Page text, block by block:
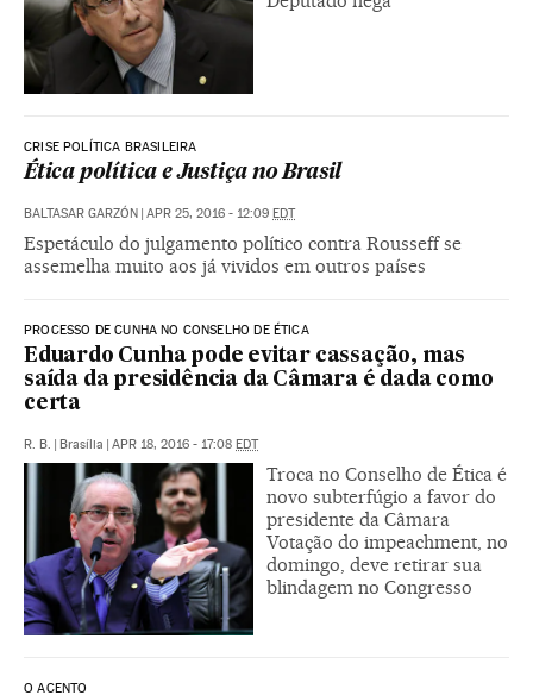
CRISE POLÍTICA BRASILEIRA
Ética política e Justiça no Brasil
BALTASAR GARZÓN | APR 25, 2016 - 12:09 EDT
Espetáculo do julgamento político contra Rousseff se
assemelha muito aos já vividos em outros países
PROCESSO DE CUNHA NO CONSELHO DE ÉTICA
Eduardo Cunha pode evitar cassação, mas
saída da presidência da Câmara é dada como
certa
R. B. | Brasília | APR 18, 2016 - 17:08 EDT
Troca no Conselho de Ética é
novo subterfúgio a favor do
presidente da Câmara
Votação do impeachment, no
domingo, deve retirar sua
blindagem no Congresso
O ACENTO